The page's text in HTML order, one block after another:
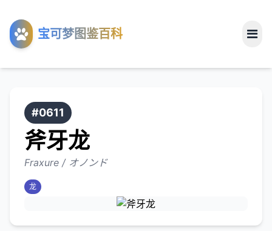
宝可梦图鉴百科
工具
关于
#0611
斧牙龙
Fraxure / オノンド
龙